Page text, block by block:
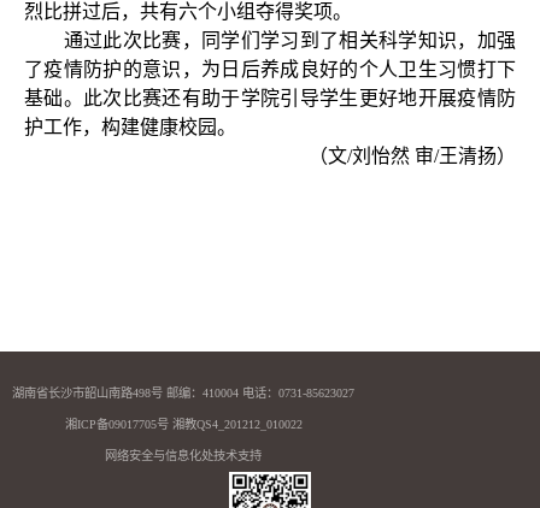
烈比拼过后，共有六个小组夺得奖项。
通过此次比赛，同学们学习到了相关科学知识，加强
了疫情防护的意识，为日后养成良好的个人卫生习惯打下
基础。此次比赛还有助于学院引导学生更好地开展疫情防
护工作，构建健康校园。
（文/刘怡然 审/王清扬）
湖南省长沙市韶山南路498号 邮编：410004 电话：0731-85623027
湘ICP备09017705号 湘教QS4_201212_010022
网络安全与信息化处技术支持